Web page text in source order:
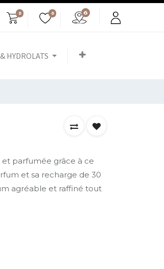
0 0
HYDROLATS
parfumée grâce à ce
et sa recharge de 30
agréable et raffiné tout